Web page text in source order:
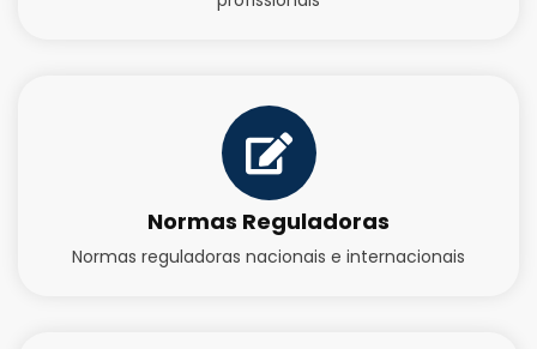
Normas Reguladoras
Normas reguladoras nacionais e internacionais